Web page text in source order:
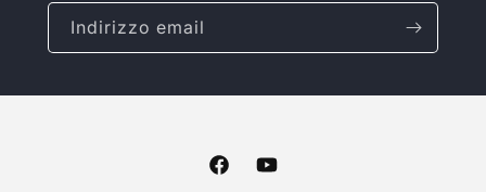
Indirizzo email
FacebookYouTube